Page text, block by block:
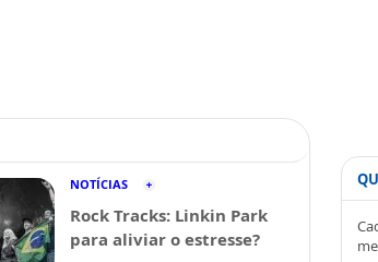
NOTÍCIAS
Rock Tracks: Linkin Park
para aliviar o estresse?